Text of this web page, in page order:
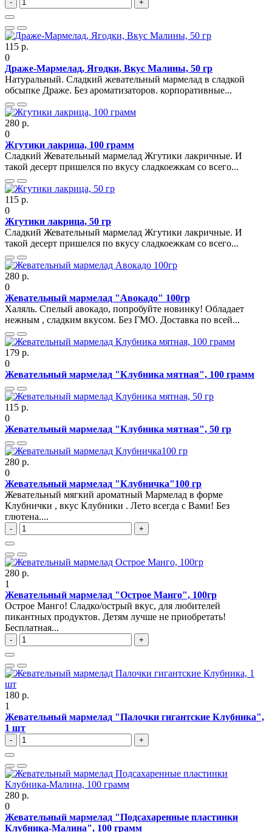
- +
115 р.
0
Драже-Мармелад, Ягодки, Вкус Малины, 50 гр
Натуральный. Сладкий жевательный мармелад в сладкой
обсыпке Драже. Без ароматизаторов. корпоративные...
280 р.
0
Жгутики лакрица, 100 грамм
Сладкий Жевательный мармелад Жгутики лакричные. И
такой десерт пришелся по вкусу сладкоежкам со всего...
115 р.
0
Жгутики лакрица, 50 гр
Сладкий Жевательный мармелад Жгутики лакричные. И
такой десерт пришелся по вкусу сладкоежкам со всего...
280 р.
0
Жевательный мармелад "Авокадо" 100гр
Халяль. Спелый авокадо, попробуйте новинку! Обладает
нежным , сладким вкусом. Без ГМО. Доставка по всей...
179 р.
0
Жевательный мармелад "Клубника мятная", 100 грамм
115 р.
0
Жевательный мармелад "Клубника мятная", 50 гр
280 р.
0
Жевательный мармелад "Клубничка"100 гр
Жевательный мягкий ароматный Мармелад в форме
Клубнички , вкус Клубники . Лето всегда с Вами! Без
глютена....
- +
280 р.
1
Жевательный мармелад "Острое Манго", 100гр
Острое Манго! Сладко/острый вкус, для любителей
пикантных продуктов. Детям лучше не приобретать!
Бесплатная...
- +
180 р.
1
Жевательный мармелад "Палочки гигантские Клубника",
1 шт
- +
280 р.
0
Жевательный мармелад "Подсахаренные пластинки
Клубника-Малина", 100 грамм